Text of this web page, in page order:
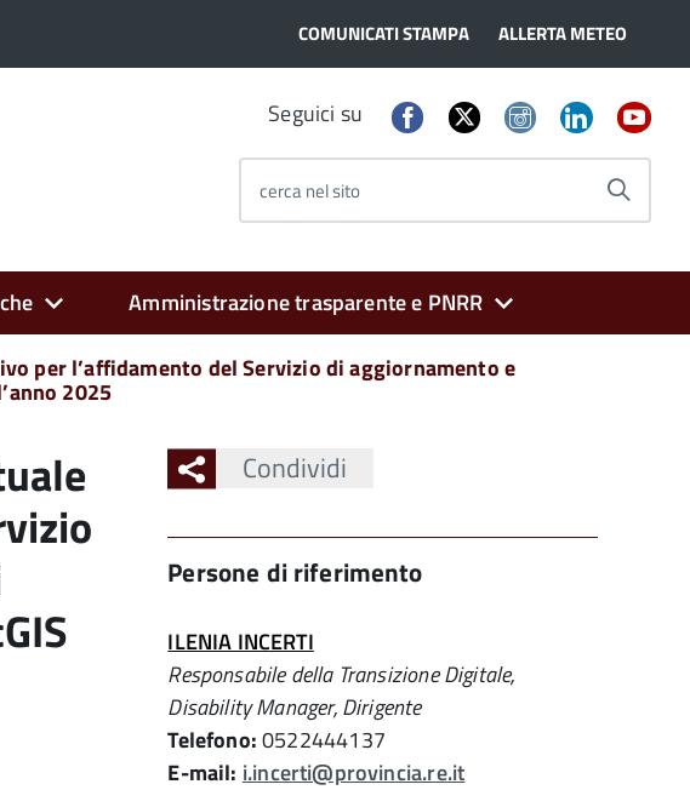
COMUNICATI STAMPA ALLERTA METEO
Seguici su
cerca nel sito
Amministrazione trasparente e PNRR
per l’affidamento del Servizio di aggiornamento e
2025
Condividi
Persone di riferimento
ILENIA INCERTI
Responsabile della Transizione Digitale,
Disability Manager, Dirigente
Telefono:0522444137
E-mail: i.incerti@provincia.re.it